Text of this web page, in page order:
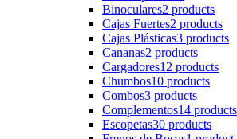
Binoculares2 products
Cajas Fuertes2 products
Cajas Plásticas3 products
Cananas2 products
Cargadores12 products
Chumbos10 products
Combos3 products
Complementos14 products
Escopetas30 products